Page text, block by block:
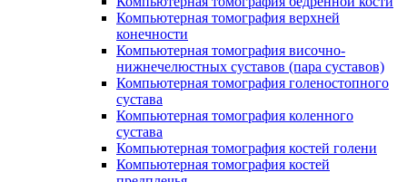
Компьютерная томография верхней
конечности
Компьютерная томография височно-
нижнечелюстных суставов (пара суставов)
Компьютерная томография голеностопного
сустава
Компьютерная томография коленного
сустава
Компьютерная томография костей голени
Компьютерная томография костей